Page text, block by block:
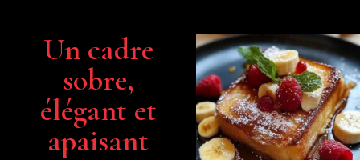
Un cadre
sobre,
élégant et
apaisant